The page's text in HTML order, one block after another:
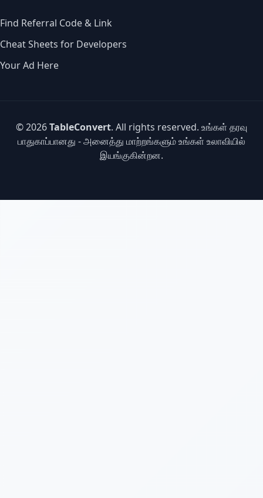
Find Referral Code & Link
Cheat Sheets for Developers
Your Ad Here
© 2026TableConvert. All rights reserved. உங்கள் தரவு
பாதுகாப்பானது - அனைத்து மாற்றங்களும் உங்கள் உலாவியில்
இயங்குகின்றன.